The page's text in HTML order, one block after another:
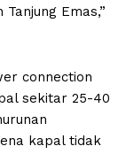
Emas,”
connection
sekitar 25-40
kapal tidak